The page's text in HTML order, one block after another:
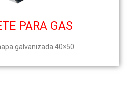
PARA GAS
galvanizada 40×50